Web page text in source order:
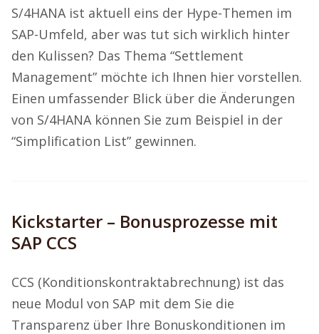
S/4HANA ist aktuell eins der Hype-Themen im
SAP-Umfeld, aber was tut sich wirklich hinter
den Kulissen? Das Thema “Settlement
Management” möchte ich Ihnen hier vorstellen.
Einen umfassender Blick über die Änderungen
von S/4HANA können Sie zum Beispiel in der
“Simplification List” gewinnen.
Kickstarter – Bonusprozesse mit
SAP CCS
CCS (Konditionskontraktabrechnung) ist das
neue Modul von SAP mit dem Sie die
Transparenz über Ihre Bonuskonditionen im